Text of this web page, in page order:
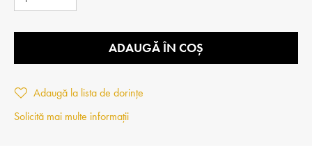
ADAUGĂ ÎN COȘ
Adaugă la lista de dorințe
Solicită mai multe informații